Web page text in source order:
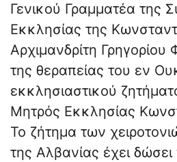
Γενικού Γραμματέα της
Εκκλησίας της
Αρχιμανδρίτη
της θεραπείας του εν
εκκλησιαστικού
Μητρός Εκκλησίας
Το ζήτημα των
της Αλβανίας έχει δώσει